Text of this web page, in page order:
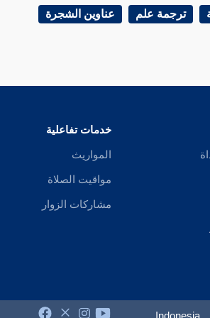
ترجمة علم عناوين الشجرة
خدمات تفاعلية
المواريث
مواقيت الصلاة
مشاركات الزوار